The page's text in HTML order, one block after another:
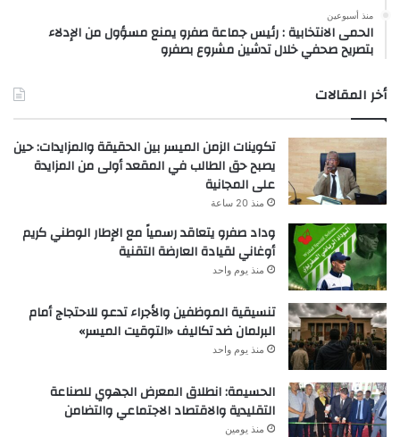
منذ أسبوعين
الحمى الانتخابية : رئيس جماعة صفرو يمنع مسؤول من الإدلاء
بتصريح صحفي خلال تدشين مشروع بصفرو
أخر المقالات
تكوينات الزمن الميسر بين الحقيقة والمزايدات: حين
يصبح حق الطالب في المقعد أولى من المزايدة
على المجانية
منذ 20 ساعة
وداد صفرو يتعاقد رسمياً مع الإطار الوطني كريم
أوغاني لقيادة العارضة التقنية
منذ يوم واحد
تنسيقية الموظفين والأجراء تدعو للاحتجاج أمام
البرلمان ضد تكاليف «التوقيت الميسر»
منذ يوم واحد
الحسيمة: انطلاق المعرض الجهوي للصناعة
التقليدية والاقتصاد الاجتماعي والتضامن
منذ يومين